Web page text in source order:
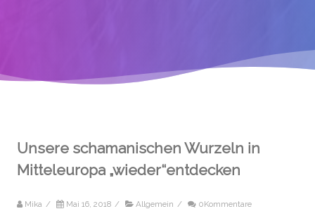
Unsere schamanischen Wurzeln in
Mitteleuropa „wieder“entdecken
Mika / Mai 16, 2018 / Allgemein / 0Kommentare